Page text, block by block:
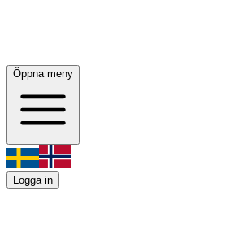
Öppna meny
Logga in